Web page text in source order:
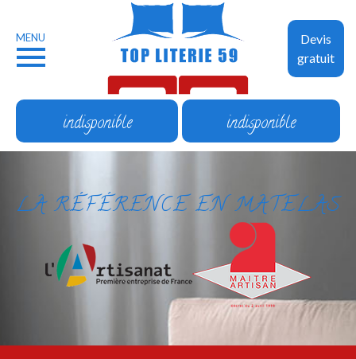
Devis
gratuit
MENU
indisponible indisponible
LA RÉFÉRENCE EN MATELAS